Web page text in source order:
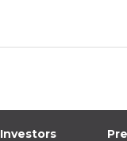
Investors